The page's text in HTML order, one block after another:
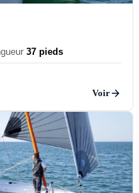
37 pieds
Voir